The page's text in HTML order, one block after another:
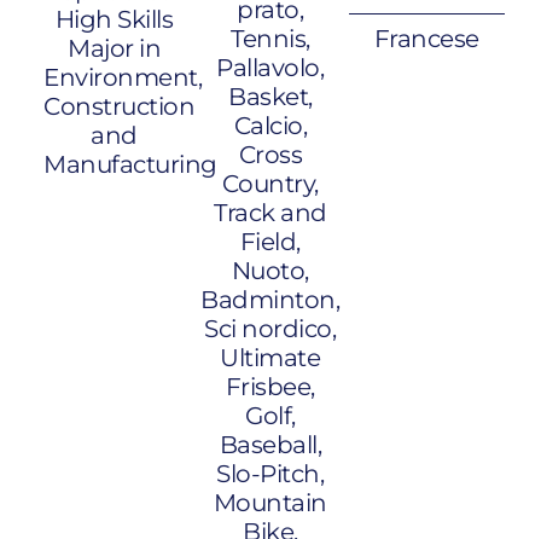
High Skills
Major in
Environment,
Construction
and
Manufacturing
prato,
Tennis,
Pallavolo,
Basket,
Calcio,
Cross
Country,
Track and
Field,
Nuoto,
Badminton,
Sci nordico,
Ultimate
Frisbee,
Golf,
Baseball,
Slo-Pitch,
Mountain
Bike,
Francese